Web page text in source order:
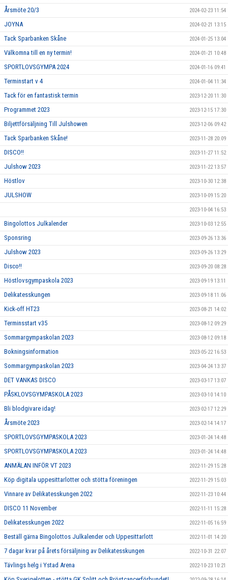
Årsmöte 20/3 2024-02-23 11:54
JOYNA 2024-02-21 13:15
Tack Sparbanken Skåne 2024-01-25 13:04
Välkomna till en ny termin! 2024-01-21 10:48
SPORTLOVSGYMPA 2024 2024-01-16 09:41
Terminstart v 4 2024-01-04 11:34
Tack för en fantastisk termin 2023-12-20 11:30
Programmet 2023 2023-12-15 17:30
Biljettförsäljning Till Julshowen 2023-12-06 09:42
Tack Sparbanken Skåne! 2023-11-28 20:09
DISCO!! 2023-11-27 11:52
Julshow 2023 2023-11-22 13:57
Höstlov 2023-10-30 12:38
JULSHOW 2023-10-09 15:20
2023-10-04 16:53
Bingolottos Julkalender 2023-10-03 12:55
Sponsring 2023-09-26 13:36
Julshow 2023 2023-09-26 13:29
Disco!! 2023-09-20 08:28
Höstlovsgympaskola 2023 2023-09-19 13:11
Delikatesskungen 2023-09-18 11:06
Kick-off HT23 2023-08-21 14:02
Terminsstart v35 2023-08-12 09:29
Sommargympaskolan 2023 2023-08-12 09:18
Bokningsinformation 2023-05-22 16:53
Sommargympaskolan 2023 2023-04-24 13:37
DET VANKAS DISCO 2023-03-17 13:07
PÅSKLOVSGYMPASKOLA 2023 2023-03-10 14:10
Bli blodgivare idag! 2023-02-17 12:29
Årsmöte 2023 2023-02-14 14:17
SPORTLOVSGYMPASKOLA 2023 2023-01-24 14:48
SPORTLOVSGYMPASKOLA 2023 2023-01-24 14:48
ANMÄLAN INFÖR VT 2023 2022-11-29 15:28
Köp digitala uppesittarlotter och stötta föreningen 2022-11-29 15:03
Vinnare av Delikatesskungen 2022 2022-11-23 10:44
DISCO 11 November 2022-11-11 15:28
Delikatesskungen 2022 2022-11-05 16:59
Beställ gärna Bingolottos Julkalender och Uppesittarlott 2022-11-01 14:20
7 dagar kvar på årets försäljning av Delikatesskungen 2022-10-31 22:07
Tävlings helg i Ystad Arena 2022-10-23 10:21